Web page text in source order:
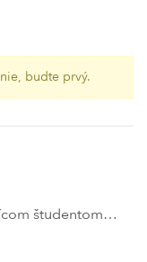
budte prvý.
študentom…